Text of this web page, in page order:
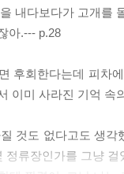
내다보다가 고개를
아.--- p.28
후회한다는데 피차
이미 사라진 기억
것도 없다고도 생
정류장인가를 그냥